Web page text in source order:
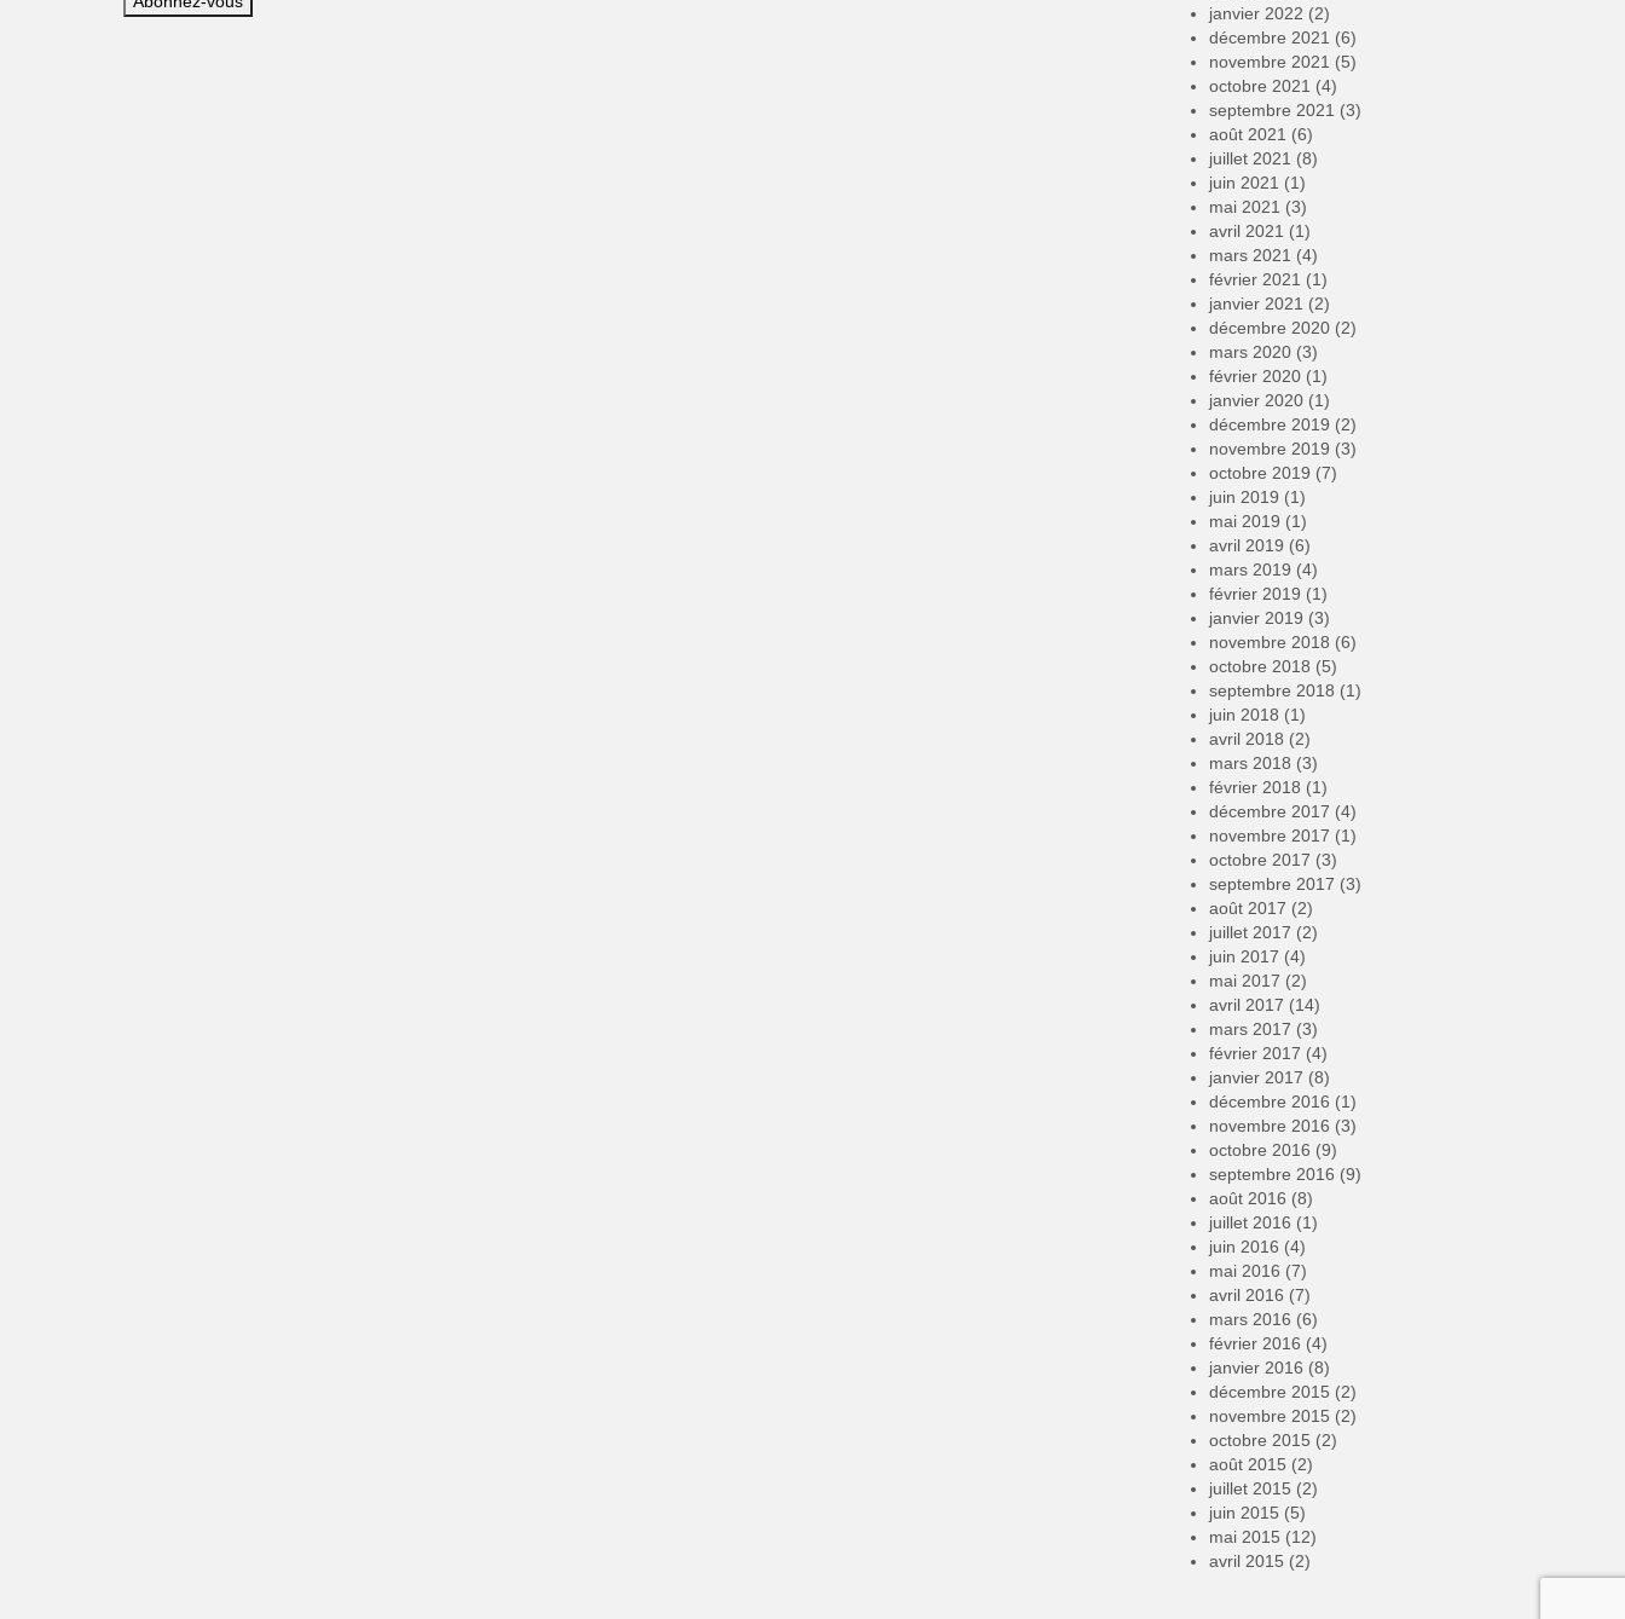
janvier 2022 (2)
décembre 2021 (6)
novembre 2021 (5)
octobre 2021 (4)
septembre 2021 (3)
août 2021 (6)
juillet 2021 (8)
juin 2021 (1)
mai 2021 (3)
avril 2021 (1)
mars 2021 (4)
février 2021 (1)
janvier 2021 (2)
décembre 2020(2)
mars 2020(3)
février 2020(1)
janvier 2020(1)
décembre 2019 (2)
novembre 2019 (3)
octobre 2019 (7)
juin 2019 (1)
mai 2019 (1)
avril 2019 (6)
mars 2019 (4)
février 2019 (1)
janvier 2019 (3)
novembre 2018 (6)
octobre 2018 (5)
septembre 2018 (1)
juin 2018 (1)
avril 2018 (2)
mars 2018 (3)
février 2018 (1)
décembre 2017 (4)
novembre 2017 (1)
octobre 2017 (3)
septembre 2017 (3)
août 2017 (2)
juillet 2017 (2)
juin 2017 (4)
mai 2017 (2)
avril 2017 (14)
mars 2017 (3)
février 2017 (4)
janvier 2017 (8)
décembre 2016 (1)
novembre 2016 (3)
octobre 2016 (9)
septembre 2016 (9)
août 2016 (8)
juillet 2016 (1)
juin 2016 (4)
mai 2016 (7)
avril 2016 (7)
mars 2016 (6)
février 2016 (4)
janvier 2016 (8)
décembre 2015 (2)
novembre 2015 (2)
octobre 2015 (2)
août 2015 (2)
juillet 2015 (2)
juin 2015 (5)
mai 2015 (12)
avril 2015 (2)